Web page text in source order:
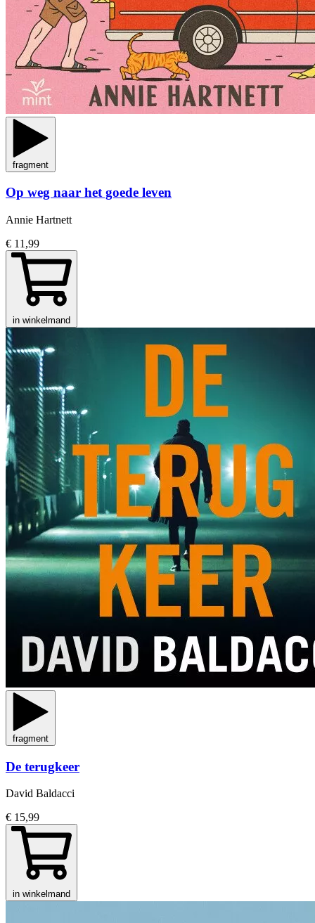
fragment
Op weg naar het goede leven
Annie Hartnett
€ 11,99
in winkelmand
fragment
De terugkeer
David Baldacci
€ 15,99
in winkelmand